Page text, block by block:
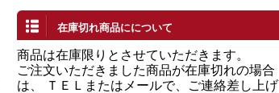
在庫切れ商品にについて
商品は在庫限りとさせていただきます。
ご注文いただきました商品が在庫切れの場合
は、 ＴＥＬまたはメールで、ご連絡差し上げ